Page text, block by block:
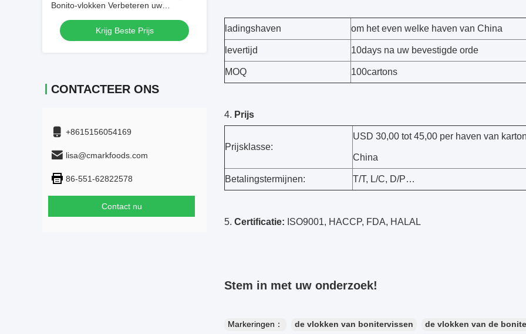
Bonito-vlokken Verbeteren uw
gerechten
Krijg Beste Prijs
CONTACTEER ONS
+8615156054169
lisa@cmarkfoods.com
86-551-62822578
Contact nu
ladingshaven om het even welke haven van China
levertijd 10days na uw bevestigde orde
MOQ 100cartons
4. Prijs
Prijsklasse:
USD 30,00 tot 45,00 per haven van
China
Betalingstermijnen: T/T, L/C, D/P…
5. Certificatie: ISO9001, HACCP, FDA, HALAL
Stem in met uw onderzoek!
Markeringen： de vlokken van bonitervissen de vlokken van de